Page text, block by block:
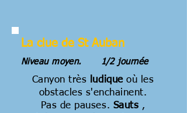
La clue de St Auban
Niveau moyen. 1/2 journée
Canyon très ludiqueoù les
obstacles s'enchainent.
Pas de pauses. Sauts ,